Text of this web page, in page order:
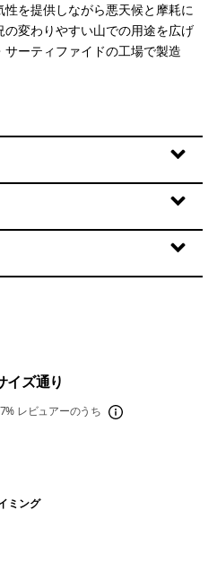
を提供しながら悪天候と摩耗に
変わりやすい山での用途を広げ
ーティファイドの工場で製造
イズ通り
レビュアーのうち
ミング